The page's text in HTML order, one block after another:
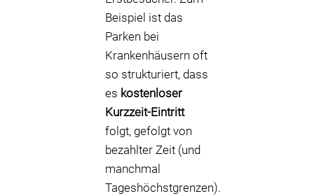
Beispiel ist das
Parken bei
Krankenhäusern oft
so strukturiert, dass
es kostenloser
Kurzzeit-Eintritt
folgt, gefolgt von
bezahlter Zeit (und
manchmal
Tageshöchstgrenzen).